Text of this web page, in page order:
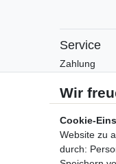
Service
Zahlung
Rückgabe
Helpcenter
Katalog
Kontakt
Cookie-
Website zu
durch: